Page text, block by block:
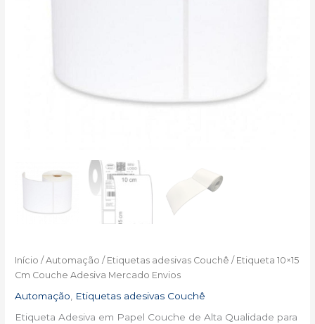
Início /Automação / Etiquetas adesivas Couchê / Etiqueta 10×15
Cm Couche Adesiva Mercado Envios
Automação
Etiquetas adesivas Couchê
Etiqueta Adesiva em Papel Couche de Alta Qualidade para